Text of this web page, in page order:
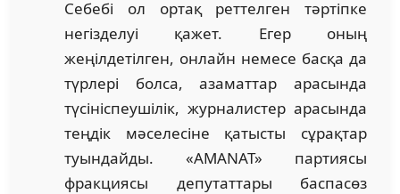
Себебі ол ортақ реттелген тәртіпке
негізделуі қажет. Егер оның
жеңілдетілген, онлайн немесе басқа да
түрлері болса, азаматтар арасында
түсініспеушілік, журналистер арасында
теңдік мәселесіне қатысты сұрақтар
туындайды. «AMANAT» партиясы
фракциясы депутаттары баспасөз